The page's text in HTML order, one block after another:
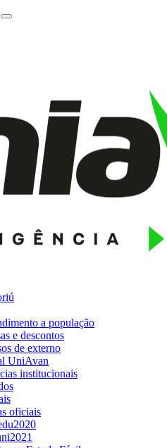
a população
e descontos
de externo
UniAvan
institucionais
oficiais